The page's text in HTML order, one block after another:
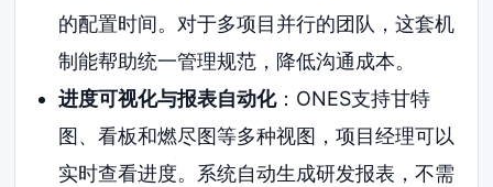
的配置时间。对于多项目并行的团队，这套机
制能帮助统一管理规范，降低沟通成本。
进度可视化与报表自动化：ONES支持甘特
图、看板和燃尽图等多种视图，项目经理可以
实时查看进度。系统自动生成研发报表，不需